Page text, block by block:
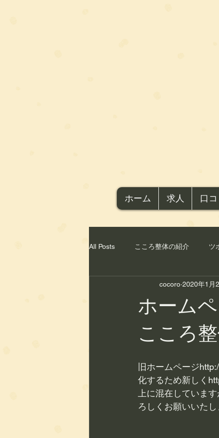
ホーム 求人 口
All Posts こころ整体の紹介 ツ
出張サービス 肌ト
ホーム
こころ
cocoro 2020年1月
旧ホームページ
化するため新しく
上に混在していま
ろしくお願いいた